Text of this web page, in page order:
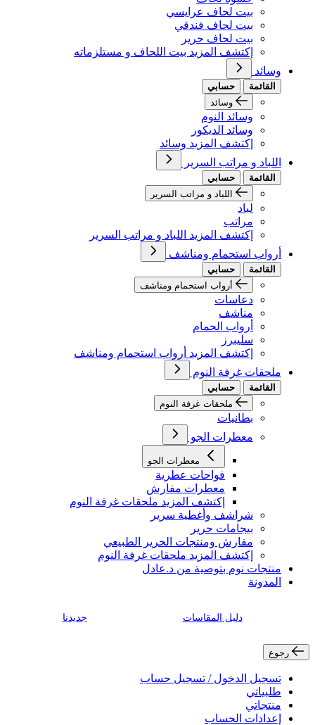
بيت لحاف عرايسي
بيت لحاف فندقي
بيت لحاف حرير
إكتشف المزيد بيت اللحاف و مستلزماته
وسائد
القائمة
حسابي
وسائد
وسائد النوم
وسائد الديكور
إكتشف المزيد وسائد
اللباد و مراتب السرير
القائمة
حسابي
اللباد و مراتب السرير
لباد
مراتب
إكتشف المزيد اللباد و مراتب السرير
أرواب استحمام ومناشف
القائمة
حسابي
أرواب استحمام ومناشف
دعاسات
مناشف
أرواب الحمام
سليبرز
إكتشف المزيد أرواب استحمام ومناشف
ملحقات غرفة النوم
القائمة
حسابي
ملحقات غرفة النوم
بطانيات
معطرات الجو
معطرات الجو
فواحات عطرية
معطرات مفارش
إكتشف المزيد ملحقات غرفة النوم
شراشف وأغطية سرير
بيجامات حرير
مفارش ومنتجات الحرير الطبيعي
إكتشف المزيد ملحقات غرفة النوم
منتجات نوم بتوصية من د.عادل
المدونة
دليل المقاسات جديدنا
رجوع
تسجيل الدخول / تسجيل حساب
طلبياتي
منتجاتي
إعدادات الحساب